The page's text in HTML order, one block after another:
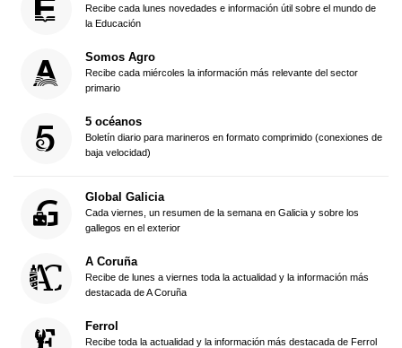
Recibe cada lunes novedades e información útil sobre el mundo de
la Educación
Somos Agro
Recibe cada miércoles la información más relevante del sector
primario
5 océanos
Boletín diario para marineros en formato comprimido (conexiones de
baja velocidad)
Global Galicia
Cada viernes, un resumen de la semana en Galicia y sobre los
gallegos en el exterior
A Coruña
Recibe de lunes a viernes toda la actualidad y la información más
destacada de A Coruña
Ferrol
Recibe toda la actualidad y la información más destacada de Ferrol